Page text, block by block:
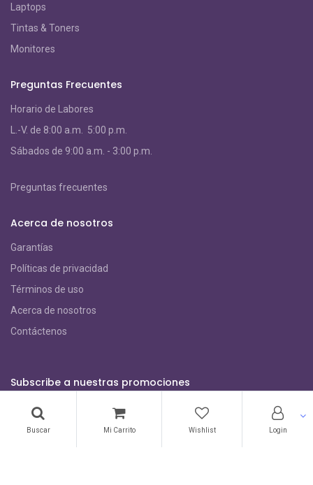
Buscar Mi Carrito Wishlist Login
Laptops
Tintas & Toners
Monitores
Preguntas Frecuentes
Horario de Labores
L.-V. de 8:00 a.m. 5:00 p.m.
Sábados de 9:00 a.m. - 3:00 p.m.
Preguntas frecuentes
Acerca de nosotros
Garantías
Políticas de privacidad
Términos de uso
Acerca de nosotros
Contáctenos
Subscribe a nuestras promociones